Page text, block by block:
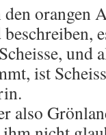
orangen
und
ist
also